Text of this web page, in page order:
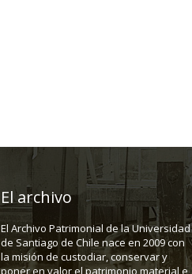
El archivo
El Archivo Patrimonial de la Universidad
de Santiago de Chile nace en 2009 con
la misión de custodiar, conservar y
poner en valor el patrimonio material e